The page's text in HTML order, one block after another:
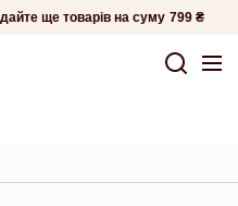
ще товарів на суму 799 ₴